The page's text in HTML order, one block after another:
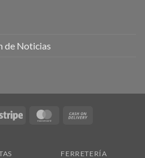
de Noticias
Stripe MasterCard
FERRETERÍA